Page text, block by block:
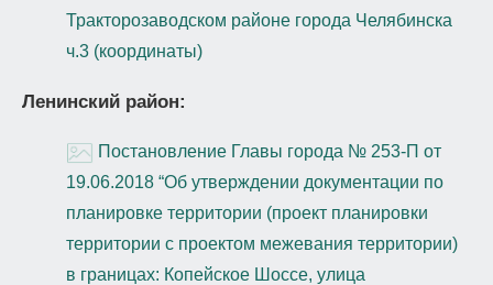
Тракторозаводском районе города Челябинска
ч.3 (координаты)
Ленинский район:
Постановление Главы города № 253-П от
19.06.2018 “Об утверждении документации по
планировке территории (проект планировки
территории с проектом межевания территории)
в границах: Копейское Шоссе, улица